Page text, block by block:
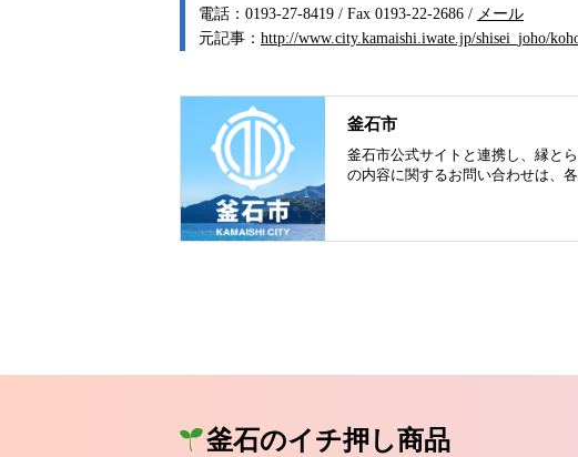
電話：0193-27-8419 / Fax 0193-22-2686 / メール
元記事： http://www.city.kamaishi.iwate.jp/shisei_joho/
釜石市
釜石市公式サイトと連携し、縁と
の内容に関するお問い合わせは、
釜石のイチ押し商品